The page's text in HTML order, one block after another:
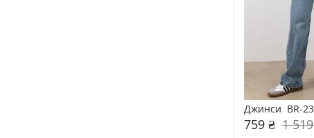
Джинси  BR-
759 ₴ 1